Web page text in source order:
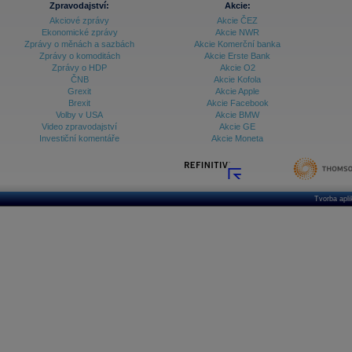
Archiv - Vývoj české koruny
Archiv analýz - Makroukazatele
Ceny průmyslových výrobců - Data a prognózy
Ceny průmyslových výrobců - Graf (ČR)
Ceny průmyslových výrobců - Kalendář (ČR)
Ceny průmyslových výrobců - Zpravodajství
Databanka - Ceny
Zpravodajství:
Akciové zprávy
Ekonomické zprávy
Zprávy o měnách a sazbách
Zprávy o komoditách
Zprávy o HDP
ČNB
Grexit
Brexit
Volby v USA
Video zpravodajství
Investiční komentáře
Akcie:
Akcie ČEZ
Akcie NWR
Akcie Komerční banka
Akcie Erste Bank
Akcie O2
Akcie Kofola
Akcie Apple
Akcie Facebook
Akcie BMW
Akcie GE
Akcie Moneta
Tvorba